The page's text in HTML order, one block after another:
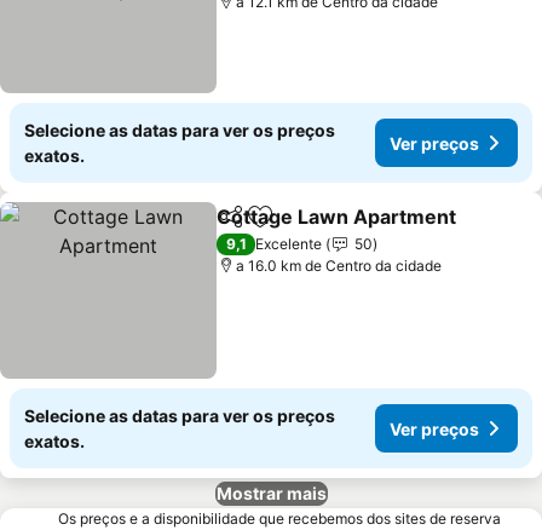
Selecione as datas para ver os preços
exatos.
Ver preços
PartilharAdicionar aos favoritos
Cottage Lawn Apartment
9,1 Excelente
50
a 16.0 km de Centro da cidade
Selecione as datas para ver os preços
exatos.
Ver preços
Mostrar mais
Os preços e a disponibilidade que recebemos dos sites de reserva